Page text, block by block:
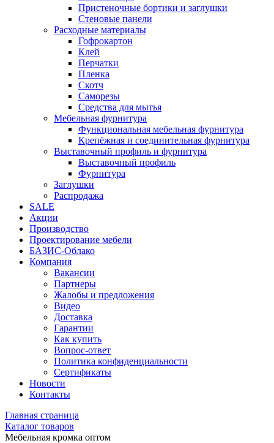
Пристеночные бортики и заглушки
Стеновые панели
Расходные материалы
Гофрокартон
Клей
Перчатки
Пленка
Скотч
Саморезы
Средства для мытья
Мебельная фурнитура
Функциональная мебельная фурнитура
Крепёжная и соединительная фурнитура
Выставочный профиль и фурнитура
Выставочный профиль
Фурнитура
Заглушки
Распродажа
SALE
Акции
Производство
Проектирование мебели
БАЗИС-Облако
Компания
Вакансии
Партнеры
Жалобы и предложения
Видео
Доставка
Гарантии
Как купить
Вопрос-ответ
Политика конфиденциальности
Сертификаты
Новости
Контакты
Главная страница
Каталог товаров
Мебельная кромка оптом